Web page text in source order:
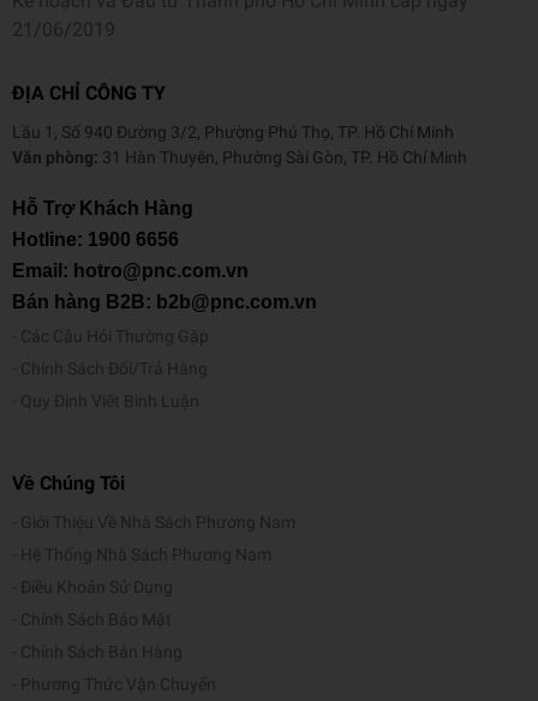
21/06/2019
ĐỊA CHỈ CÔNG TY
Lầu 1, Số 940 Đường 3/2, Phường Phú Thọ, TP. Hồ Chí Minh
Văn phòng: 31 Hàn Thuyên, Phường Sài Gòn, TP. Hồ Chí Minh
Hỗ Trợ Khách Hàng
Hotline: 1900 6656
Email: hotro@pnc.com.vn
Bán hàng B2B: b2b@pnc.com.vn
Các Câu Hỏi Thường Gặp
Chính Sách Đổi/Trả Hàng
Quy Định Viết Bình Luận
Về Chúng Tôi
Giới Thiệu Về Nhà Sách Phương Nam
Hệ Thống Nhà Sách Phương Nam
Điều Khoản Sử Dụng
Chính Sách Bảo Mật
Chính Sách Bán Hàng
Phương Thức Vận Chuyển